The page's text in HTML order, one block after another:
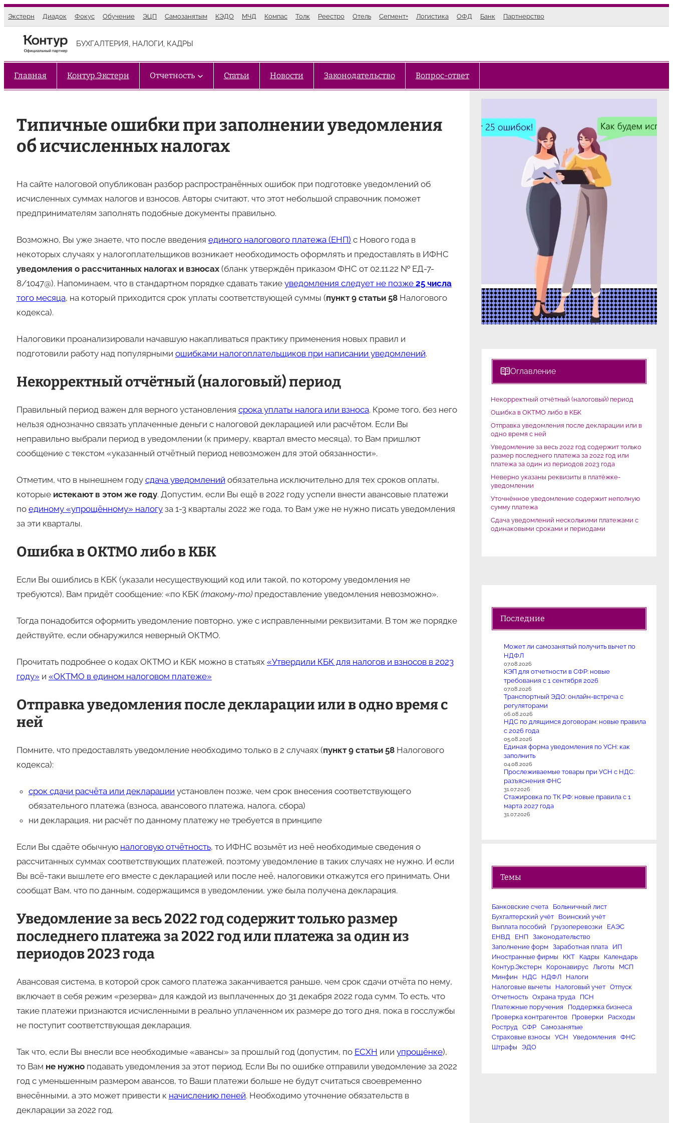
к
содержимому
Экстерн Диадок Фокус Обучение ЭЦП Самозанятым КЭДО МЧД Компас Толк Реестро Отель Сегмент+ Логистика ОФД Банк Партнерство
БУХГАЛТЕРИЯ, НАЛОГИ, КАДРЫ
Главная Контур.Экстерн Отчетность Статьи Новости Законодательство Вопрос-ответ
Типичные ошибки при заполнении уведомления
об исчисленных налогах
На сайте налоговой опубликован разбор распространённых ошибок при подготовке уведомлений об
исчисленных суммах налогов и взносов. Авторы считают, что этот небольшой справочник поможет
предпринимателям заполнять подобные документы правильно.
Возможно, Вы уже знаете, что после введения единого налогового платежа (ЕНП) с Нового года в
некоторых случаях у налогоплательщиков возникает необходимость оформлять и предоставлять в ИФНС
уведомления о рассчитанных налогах и взносах(бланк утверждён приказом ФНС от 02.11.22 № ЕД-7-
8/1047@). Напоминаем, что в стандартном порядке сдавать такие уведомления следует не позже 25 числа
того месяца, на который приходится срок уплаты соответствующей суммы (пункт 9 статьи 58Налогового
кодекса).
Налоговики проанализировали начавшую накапливаться практику применения новых правил и
подготовили работу над популярными ошибками налогоплательщиков при написании уведомлений.
Некорректный отчётный (налоговый) период
Правильный период важен для верного установления срока уплаты налога или взноса. Кроме того, без него
нельзя однозначно связать уплаченные деньги с налоговой декларацией или расчётом. Если Вы
неправильно выбрали период в уведомлении (к примеру, квартал вместо месяца), то Вам пришлют
сообщение с текстом «указанный отчётный период невозможен для этой обязанности».
Отметим, что в нынешнем году сдача уведомлений обязательна исключительно для тех сроков оплаты,
которые истекают в этом же году. Допустим, если Вы ещё в 2022 году успели внести авансовые платежи
по единому «упрощённому» налогуза 1-3 кварталы 2022 же года, то Вам уже не нужно писать уведомления
за эти кварталы.
Ошибка в ОКТМО либо в КБК
Если Вы ошиблись в КБК (указали несуществующий код или такой, по которому уведомления не
требуются), Вам придёт сообщение: «по КБК (такому-то)предоставление уведомления невозможно».
Тогда понадобится оформить уведомление повторно, уже с исправленными реквизитами. В том же порядке
действуйте, если обнаружился неверный ОКТМО.
Прочитать подробнее о кодах ОКТМО и КБК можно в статьях «Утвердили КБК для налогов и взносов в 2023
году» и «ОКТМО в едином налоговом платеже»
Отправка уведомления после декларации или в одно время с
ней
Помните, что предоставлять уведомление необходимо только в 2 случаях (пункт 9 статьи 58Налогового
кодекса):
срок сдачи расчёта или декларации установлен позже, чем срок внесения соответствующего
обязательного платежа (взноса, авансового платежа, налога, сбора)
ни декларация, ни расчёт по данному платежу не требуется в принципе
Если Вы сдаёте обычную налоговую отчётность, то ИФНС возьмёт из неё необходимые сведения о
рассчитанных суммах соответствующих платежей, поэтому уведомление в таких случаях не нужно. И если
Вы всё-таки вышлете его вместе с декларацией или после неё, налоговики откажутся его принимать. Они
сообщат Вам, что по данным, содержащимся в уведомлении, уже была получена декларация.
Уведомление за весь 2022 год содержит только размер
последнего платежа за 2022 год или платежа за один из
периодов 2023 года
Авансовая система, в которой срок самого платежа заканчивается раньше, чем срок сдачи отчёта по нему,
включает в себя режим «резерва» для каждой из выплаченных до 31 декабря 2022 года сумм. То есть, что
такие платежи признаются исчисленными в реально уплаченном их размере до того дня, пока в госслужбы
не поступит соответствующая декларация.
Так что, если Вы внесли все необходимые «авансы» за прошлый год (допустим, по ЕСХН или упрощёнке),
то Вам не нужноподавать уведомления за этот период. Если Вы по ошибке отправили уведомление за 2022
год с уменьшенным размером авансов, то Ваши платежи больше не будут считаться своевременно
внесёнными, а это может привести к начислению пеней. Необходимо уточнение обязательств в
декларации за 2022 год.
Оглавление
Некорректный отчётный (налоговый) период
Ошибка в ОКТМО либо в КБК
Отправка уведомления после декларации или в
одно время с ней
Уведомление за весь 2022 год содержит только
размер последнего платежа за 2022 год или
платежа за один из периодов 2023 года
Неверно указаны реквизиты в платёжке-
уведомлении
Уточнённое уведомление содержит неполную
сумму платежа
Сдача уведомлений несколькими платежами с
одинаковыми сроками и периодами
Последние
Может ли самозанятый получить вычет по
НДФЛ
07.08.2026
КЭП для отчетности в СФР: новые
требования с 1 сентября 2026
07.08.2026
Транспортный ЭДО: онлайн-встреча с
регуляторами
06.08.2026
НДС по длящимся договорам: новые правила
с 2026 года
05.08.2026
Единая форма уведомления по УСН: как
заполнить
04.08.2026
Прослеживаемые товары при УСН с НДС:
разъяснения ФНС
31.07.2026
Стажировка по ТК РФ: новые правила с 1
марта 2027 года
31.07.2026
Темы
Банковские счета
Больничный лист
Бухгалтерский учёт
Воинский учёт
Выплата пособий
Грузоперевозки
ЕАЭС
ЕНВД
ЕНП
Законодательство
Заполнение форм
Заработная плата
ИП
Иностранные фирмы
ККТ Кадры
Календарь
Контур.Экстерн
Коронавирус Льготы
МСП
Минфин
НДС НДФЛ
Налоги
Налоговые вычеты
Налоговый учет
Отпуск
Отчетность
Охрана труда
ПСН
Платежные поручения
Поддержка бизнеса
Проверка контрагентов
Проверки
Расходы
Роструд
СФР
Самозанятые
Страховые взносы
УСН Уведомления
ФНС
Штрафы
ЭДО